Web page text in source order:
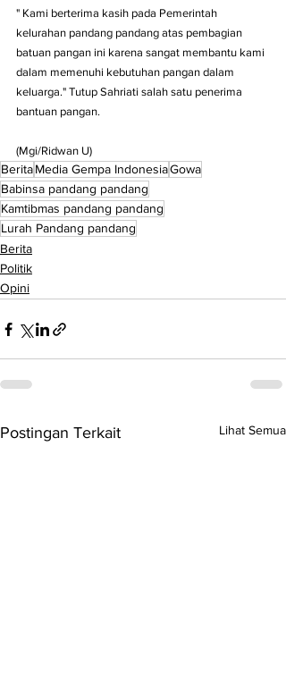
" Kami berterima kasih pada Pemerintah
kelurahan pandang pandang atas pembagian
batuan pangan ini karena sangat membantu kami
dalam memenuhi kebutuhan pangan dalam
keluarga." Tutup Sahriati salah satu penerima
bantuan pangan.
(Mgi/Ridwan U)
BeritaMedia Gempa IndonesiaGowa
Babinsa pandang pandang
Kamtibmas pandang pandang
Lurah Pandang pandang
Berita
Politik
Opini
Postingan Terkait Lihat Semua